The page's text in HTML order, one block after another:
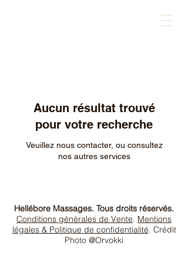
Aucun résultat trouvé
pour votre recherche
Veuillez nous contacter, ou consultez
nos autres services
Hellébore Massages. Tous droits réservés.
Conditions générales de Vente. Mentions
légales & Politique de confidentialité. Crédit
Photo @Orvokki